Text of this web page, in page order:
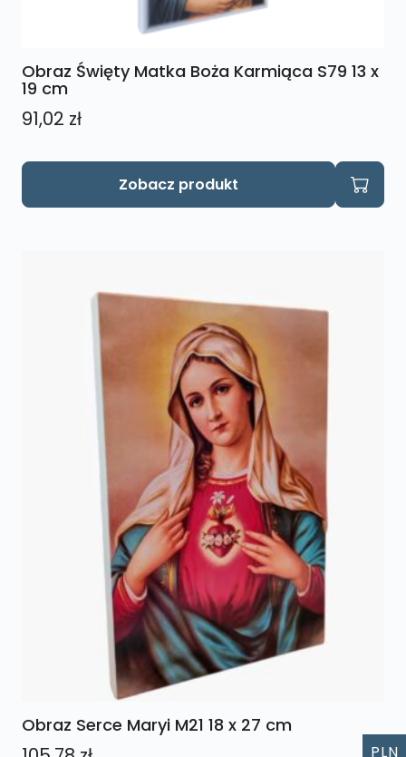
Obraz Święty Matka Boża Karmiąca S79 13 x
19 cm
91,02 zł
Zobacz produkt
Obraz Serce Maryi M21 18 x 27 cm
PLN